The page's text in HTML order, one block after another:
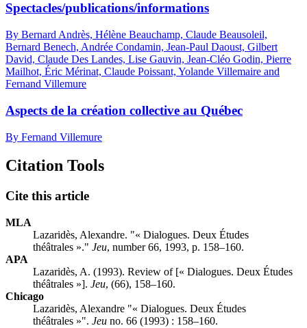
Spectacles/publications/informations
By Bernard Andrès, Hélène Beauchamp, Claude Beausoleil,
Bernard Benech, Andrée Condamin, Jean-Paul Daoust, Gilbert
David, Claude Des Landes, Lise Gauvin, Jean-Cléo Godin, Pierre
Mailhot, Éric Mérinat, Claude Poissant, Yolande Villemaire and
Fernand Villemure
Aspects de la création collective au Québec
By Fernand Villemure
Citation Tools
Cite this article
MLA
Lazaridès, Alexandre. "« Dialogues. Deux Études
théâtrales »." Jeu, number 66, 1993, p. 158–160.
APA
Lazaridès, A. (1993). Review of [« Dialogues. Deux Études
théâtrales »]. Jeu, (66), 158–160.
Chicago
Lazaridès, Alexandre "« Dialogues. Deux Études
théâtrales »". Jeu no. 66 (1993) : 158–160.